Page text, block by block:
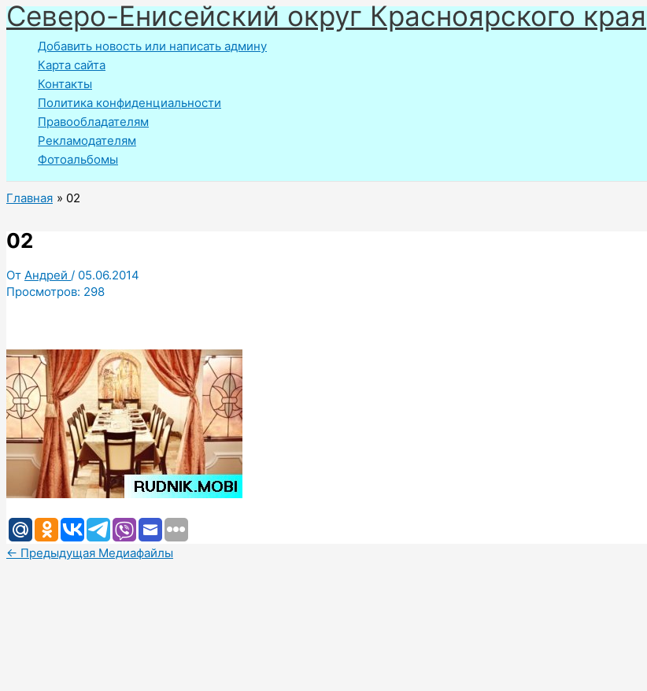
Перейти
к
содержимому
Северо-Енисейский округ Красноярского края
Добавить новость или написать админу
Карта сайта
Контакты
Политика конфиденциальности
Правообладателям
Рекламодателям
Фотоальбомы
Главная 02
02
От Андрей / 05.06.2014
Просмотров: 298
← Предыдущая Медиафайлы